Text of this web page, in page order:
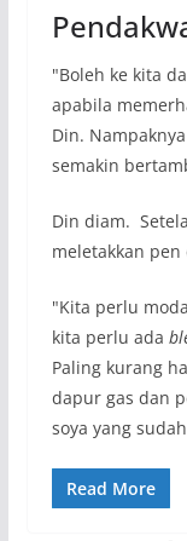
"Boleh ke kita
apabila
Din.
semakin
Din diam.
meletakkan
"Kita perlu
kita perlu ada
Paling kurang
dapur gas dan
soya yang
Read More